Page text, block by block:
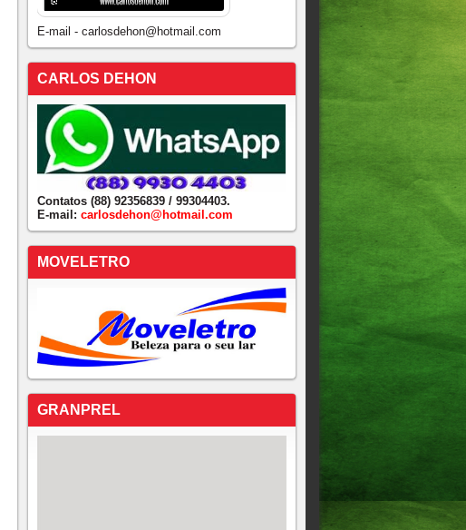
E-mail - carlosdehon@hotmail.com
CARLOS DEHON
Contatos (88) 92356839 / 99304403.
E-mail: carlosdehon@hotmail.com
MOVELETRO
GRANPREL